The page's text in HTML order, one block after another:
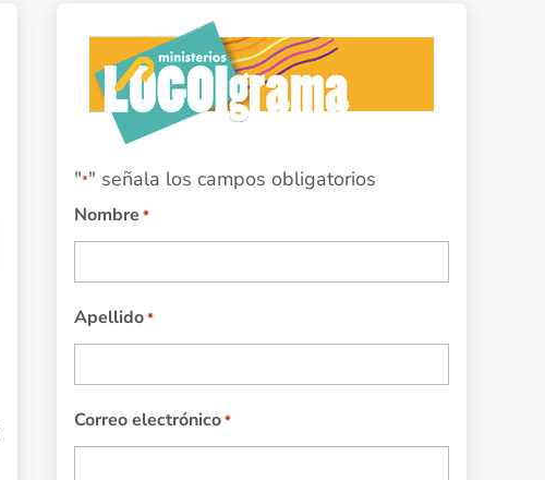
"*" señala los campos obligatorios
Nombre *
Apellido*
Correo electrónico*